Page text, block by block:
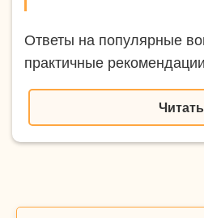
Ответы на популярные
практичные
Читать